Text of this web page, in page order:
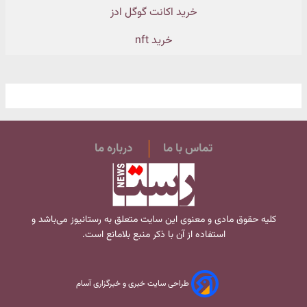
خرید اکانت گوگل ادز
خرید nft
تماس با ما درباره ما
کلیه حقوق مادی و معنوی این سایت متعلق به رستانیوز می‌باشد و
استفاده از آن با ذکر منبع بلامانع است.
طراحی سایت خبری و خبرگزاری آسام